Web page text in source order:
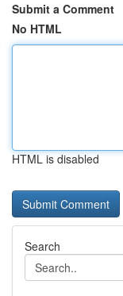
Submit a Comment
No HTML
HTML is disabled
Search